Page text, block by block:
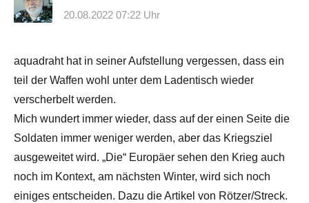
20.08.2022 07:22 Uhr
aquadraht hat in seiner Aufstellung vergessen, dass ein
teil der Waffen wohl unter dem Ladentisch wieder
verscherbelt werden.
Mich wundert immer wieder, dass auf der einen Seite die
Soldaten immer weniger werden, aber das Kriegsziel
ausgeweitet wird. „Die“ Europäer sehen den Krieg auch
noch im Kontext, am nächsten Winter, wird sich noch
einiges entscheiden. Dazu die Artikel von Rötzer/Streck.